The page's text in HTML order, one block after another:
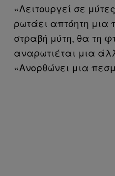
«Λειτουργεί σε
ρωτάει απτόητη
στραβή μύτη, θα τη
αναρωτιέται μια
«Ανορθώνει μια